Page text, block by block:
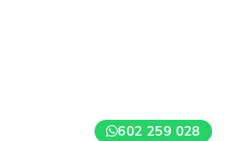
602 259 028